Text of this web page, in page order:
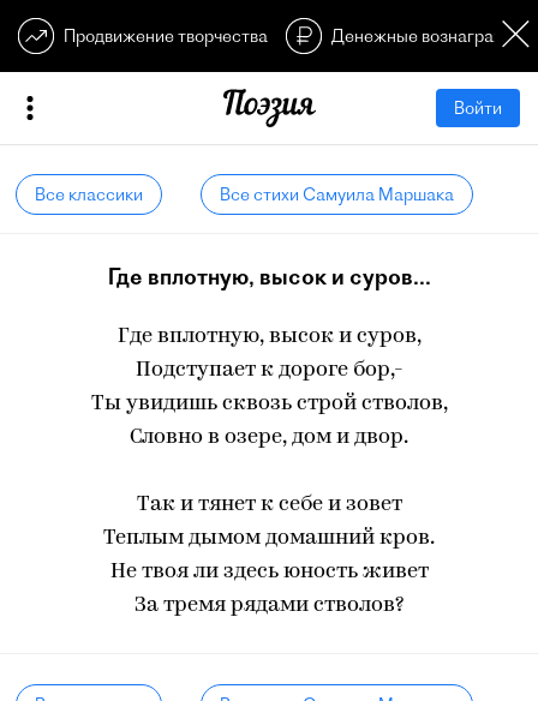
Продвижение творчества Денежные
Войти
Все классики Все стихи Самуила Маршака
Где вплотную, высок и суров...
Где вплотную, высок и суров,
Подступает к дороге бор,-
Ты увидишь сквозь строй стволов,
Словно в озере, дом и двор.
Так и тянет к себе и зовет
Теплым дымом домашний кров.
Не твоя ли здесь юность живет
За тремя рядами стволов?